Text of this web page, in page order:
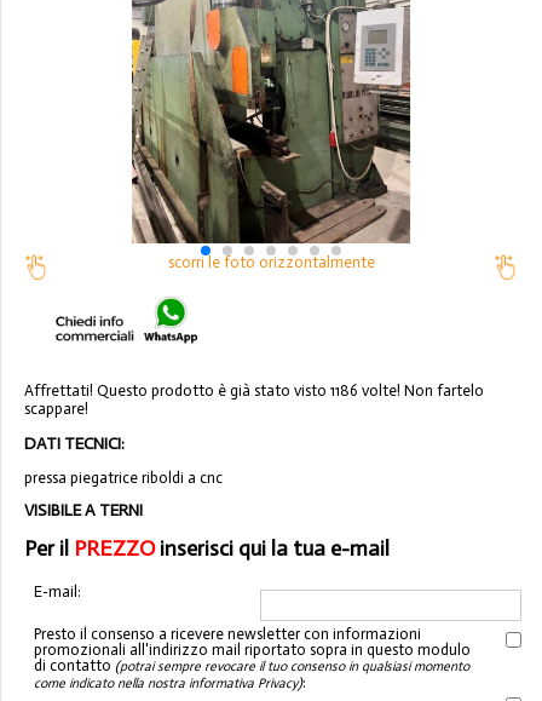
scorri le foto orizzontalmente
Affrettati! Questo prodotto è già stato visto 1186 volte! Non fartelo
scappare!
DATI TECNICI:
pressa piegatrice riboldi a cnc
VISIBILE A TERNI
Per il PREZZOinserisci qui la tua e-mail
E-mail:
Presto il consenso a ricevere newsletter con informazioni
promozionali all'indirizzo mail riportato sopra in questo modulo
di contatto (potrai sempre revocare il tuo consenso in qualsiasi momento
come indicato nella nostra informativa Privacy):